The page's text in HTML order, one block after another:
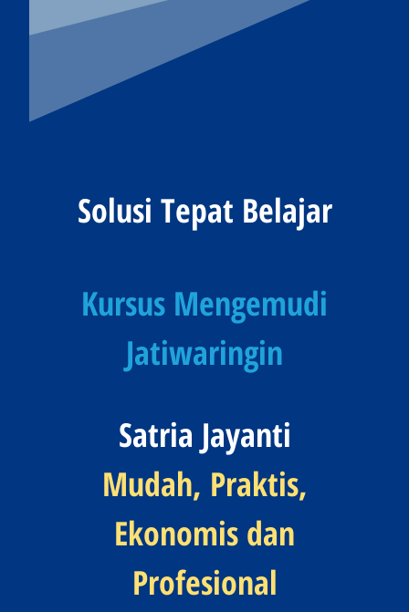
Solusi Tepat Belajar
Kursus Mengemudi
Jatiwaringin
Satria Jayanti
Mudah, Praktis,
Ekonomis dan
Profesional